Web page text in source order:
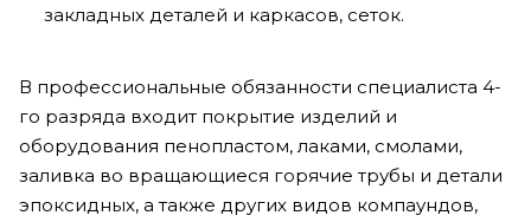
закладных деталей и каркасов, сеток.
В профессиональные обязанности специалиста 4-
го разряда входит покрытие изделий и
оборудования пенопластом, лаками, смолами,
заливка во вращающиеся горячие трубы и детали
эпоксидных, а также других видов компаундов,